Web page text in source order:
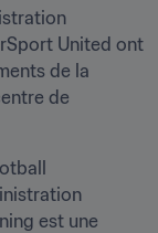
United ont
de
est une